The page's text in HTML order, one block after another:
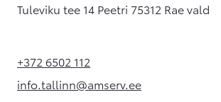
Tuleviku tee 14 Peetri 75312 Rae vald
+372 6502 112(Opens in new tab)
info.tallinn@amserv.ee
(Opens in new tab)